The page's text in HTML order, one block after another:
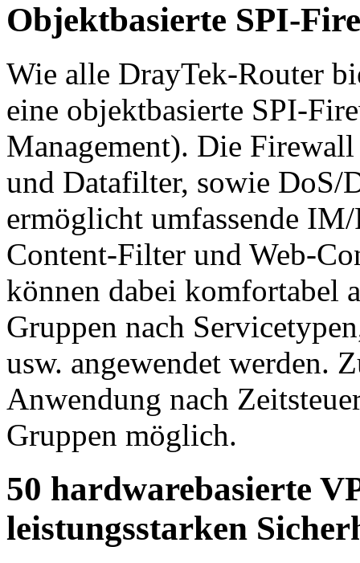
Objektbasierte SPI-
Wie alle DrayTek-Router
eine objektbasierte SPI-
Management). Die
und Datafilter, sowie DoS/
ermöglicht umfassende
Content-Filter und Web-
können dabei komfortabel
Gruppen nach
usw. angewendet werden.
Anwendung nach
Gruppen möglich.
50 hardwarebasierte
leistungsstarken